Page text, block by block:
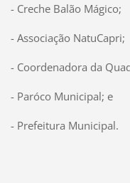
- Creche Balão Mágico;
- Associação NatuCapri;
- Coordenadora da
- Paróco Municipal; e
- Prefeitura Municipal.